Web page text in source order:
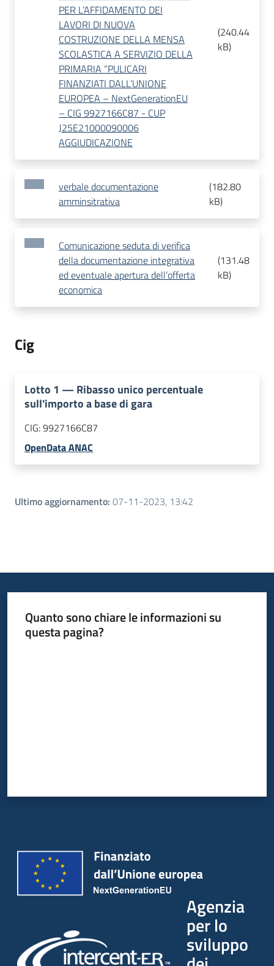
PER L’AFFIDAMENTO DEI
LAVORI DI NUOVA
COSTRUZIONE DELLA MENSA
SCOLASTICA A SERVIZIO DELLA
PRIMARIA “PULICARI
FINANZIATI DALL’UNIONE
EUROPEA – NextGenerationEU
– CIG 9927166C87 - CUP
J25E21000090006
AGGIUDICAZIONE
(240.44
kB)
verbale documentazione
amminsitrativa
(182.80
kB)
Comunicazione seduta di verifica
della documentazione integrativa
ed eventuale apertura dell’offerta
economica
(131.48
kB)
Cig
Lotto 1 — Ribasso unico percentuale
sull'importo a base di gara
CIG:9927166C87
OpenData ANAC
Ultimo aggiornamento: 07-11-2023, 13:42
Quanto sono chiare le informazioni su
questa pagina?
Agenzia
per lo
sviluppo